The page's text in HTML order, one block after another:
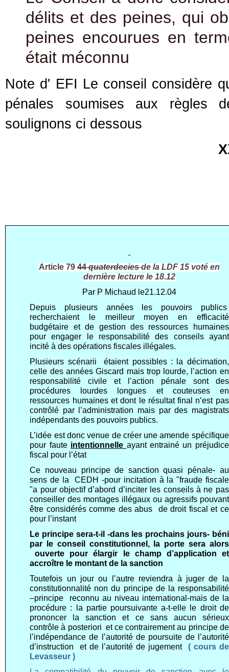
délits et des peines, qui
peines encourues en
était méconnu
Note d' EFI Le conseil considère
pénales soumises aux règles
soulignons ci dessous
Article 79 44quaterdeciesde la LDF 15 voté en
dernière lecture le 18.12
Par P Michaud le21.12.04
Depuis plusieurs années les pouvoirs publics
recherchaient le meilleur moyen en efficacité
budgétaire et de gestion des ressources humaines
pour engager le responsabilité des conseils ayant
incité à des opérations fiscales illégales.
Plusieurs scénarii étaient possibles : la décimation,
celle des années Giscard mais trop lourde, l’action en
responsabilité civile et l’action pénale sont des
procédures lourdes longues et couteuses en
ressources humaines et dont le résultat final n’est pas
contrôlé par l’administration mais par des magistrats
indépendants des pouvoirs publics.
L’idée est donc venue de créer une amende spécifique
pour faute intentionnelle ayant entrainé un préjudice
fiscal pour l’état
Ce nouveau principe de sanction quasi pénale- au
sens de la CEDH -pour incitation à la "fraude fiscale
"a pour objectif d’abord d’inciter les conseils à ne pas
conseiller des montages illégaux ou agressifs pouvant
être considérés comme des abus de droit fiscal et ce
pour l’instant
Le principe sera-t-il -dans les prochains jours- béni
par le conseil constitutionnel, la porte sera alors
ouverte pour élargir le champ d’application et
accroître le montant de la sanction
Toutefois un jour ou l’autre reviendra à juger de la
constitutionnalité non du principe de la responsabilité
–principe reconnu au niveau international-mais de la
procédure : la partie poursuivante a-t-elle le droit de
prononcer la sanction et ce sans aucun sérieux
contrôle à posteriori et ce contrairement au principe de
l’indépendance de l’autorité de poursuite de l’autorité
d’instruction et de l’autorité de jugement ( cours de
Levasseur )